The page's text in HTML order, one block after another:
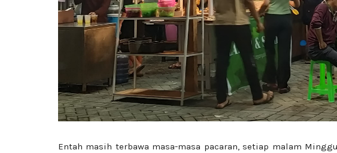
Entah masih terbawa masa-masa pacaran, setiap malam